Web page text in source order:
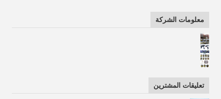
معلومات الشركة
تعليقات المشترين